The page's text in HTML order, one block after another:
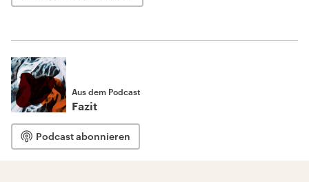
Aus dem Podcast
Fazit
Podcast abonnieren